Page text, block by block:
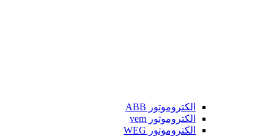
الکتروموتور ABB
الکتروموتور vem
الکتروموتور WEG